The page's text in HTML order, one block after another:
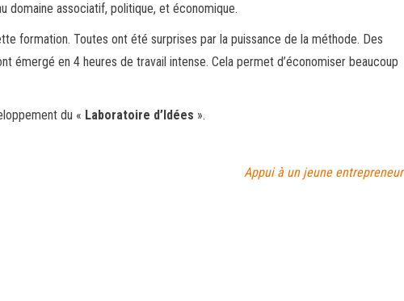
domaine associatif, politique, et économique.
formation. Toutes ont été surprises par la puissance de la méthode. Des
émergé en 4 heures de travail intense. Cela permet d’économiser beaucoup
du « Laboratoire d’Idées ».
Appui à un jeune entrepreneur